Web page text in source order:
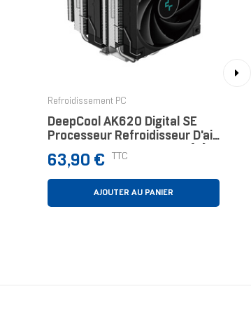
Refroidissement PC
DeepCool AK620 Digital SE
Processeur Refroidisseur D'air
12 Cm Noir, Blanc 1 Pièce(s)
Prix
63,90 € TTC
AJOUTER AU PANIER